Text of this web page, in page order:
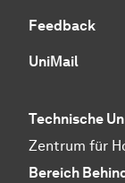
Feedback
UniMail
Technische
Zentrum für
Bereich